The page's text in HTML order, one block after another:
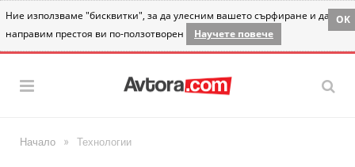
Ние използваме "бисквитки", за да улесним вашето сърфиране и да
направим престоя ви по-ползотворен
Научете повече
OK
Начало » Технологии